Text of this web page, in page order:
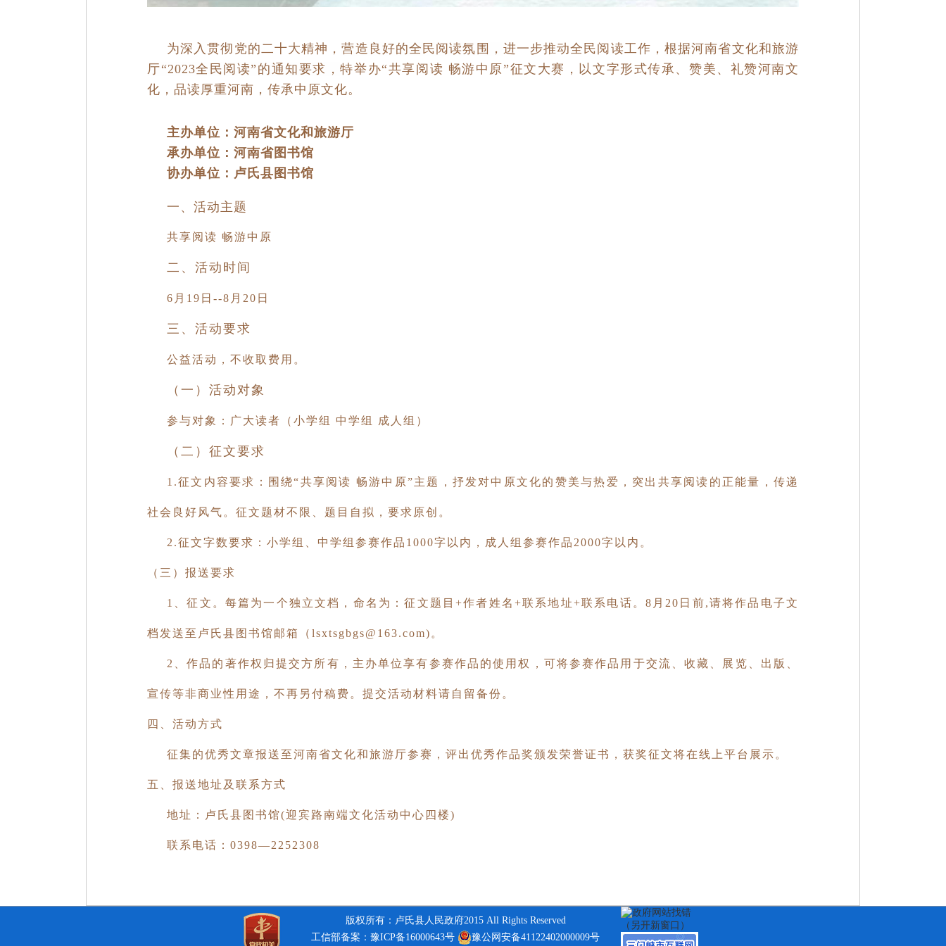
为深入贯彻党的二十大精神，营造良好的全民阅读氛围， 进一步推动全民阅读工作，根据河南省文化和旅游
厅“2023全民阅读”的通知要求，特举办“共享阅读 畅游中原”征文大赛，以文字形式传承、赞美、礼赞河南文
化，品读厚重河南，传承中原文化。
主办单位：河南省文化和旅游厅
承办单位： 河南省图书馆
协办单位：卢氏县图书馆
一、活动主题
共享阅读 畅游中原
二、活动时间
6月19日--8月20日
三、活动要求
公益活动，不收取费用。
（一）活动对象
参与对象：广大读者（小学组 中学组 成人组）
（二）征文要求
1.征文内容要求：围绕“共享阅读 畅游中原”主题，抒发对中原文化的赞美与热爱，突出共享阅读的正能量，传递
社会良好风气。征文题材不限、题目自拟，要求原创。
2.征文字数要求：小学组、中学组参赛作品1000字以内，成人组参赛作品2000字以内。
（三）报送要求
1、征文。每篇为一个独立文档，命名为：征文题目+作者姓名+联系地址+联系电话。 8月20日前,请将作品电子文
档发送至卢氏县图书馆邮箱 （lsxtsgbgs@163.com) 。
2、作品的著作权归提交方所有，主办单位享有参赛作品的使用权，可将参赛作品用于交流、收藏、展览、出版、
宣传等非商业性用途，不再另付稿费。提交活动材料请自留备份。
四、活动方式
征集的优秀文章报送至河南省文化和旅游厅参赛，评出优秀作品奖颁发荣誉证书，获奖征文将在线上平台展示。
五、报送地址及联系方式
地址：卢氏县图书馆(迎宾路南端文化活动中心四楼)
联系电话：0398—2252308
版权所有：卢氏县人民政府2015 All Rights Reserved
工信部备案：豫ICP备16000643号
豫公网安备41122402000009号